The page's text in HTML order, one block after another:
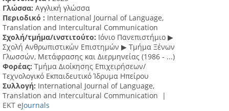
Γλώσσα: Αγγλική γλώσσα
Περιοδικό : International Journal of Language,
Translation and Intercultural Communication
Σχολή/τμήμα/ινστιτούτο: Ιόνιο Πανεπιστήμιο ▶
Σχολή Ανθρωπιστικών Επιστημών ▶ Tμήμα Ξένων
Γλωσσών, Mετάφρασης και Διερμηνείας (1986 - ...)
Φορέας: Τμήμα Διοίκησης Επιχειρήσεων/
Τεχνολογικό Εκπαιδευτικό Ίδρυμα Ηπείρου
Συλλογή: International Journal of Language,
Translation and Intercultural Communication |
ΕΚΤ eJournals